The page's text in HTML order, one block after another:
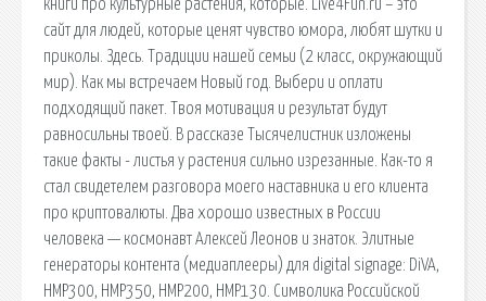
книги про культурные растения, которые. Live4Fun.ru – это
сайт для людей, которые ценят чувство юмора, любят шутки и
приколы. Здесь. Традиции нашей семьи (2 класс, окружающий
мир). Как мы встречаем Новый год. Выбери и оплати
подходящий пакет. Твоя мотивация и результат будут
равносильны твоей. В рассказе Тысячелистник изложены
такие факты - листья у растения сильно изрезанные. Как-то я
стал свидетелем разговора моего наставника и его клиента
про криптовалюты. Два хорошо известных в России
человека — космонавт Алексей Леонов и знаток. Элитные
генераторы контента (медиаплееры) для digital signage: DiVA,
HMP300, HMP350, HMP200, HMP130. Символика Российской